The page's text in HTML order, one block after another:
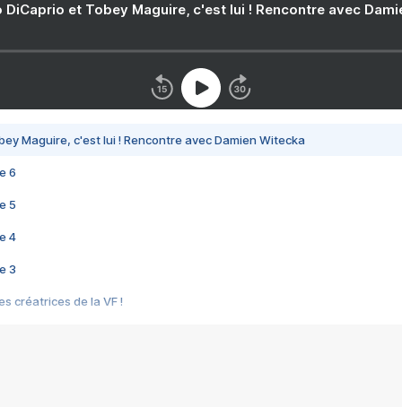
DiCaprio et Tobey Maguire, c'est lui ! Rencontre avec
Maguire, c'est lui ! Rencontre avec Damien Witecka
6
5
4
3
créatrices de la VF !